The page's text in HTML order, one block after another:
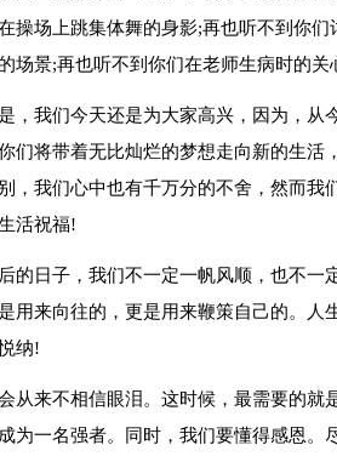
操场上跳集体舞的身影;再也听不到你
场景;再也听不到你们在老师生病时的
，我们今天还是为大家高兴，因为，从
们将带着无比灿烂的梦想走向新的生
，我们心中也有千万分的不舍，然而我
活祝福!
的日子，我们不一定一帆风顺，也不一
用来向往的，更是用来鞭策自己的。人
纳!
从来不相信眼泪。这时候，最需要的就
为一名强者。同时，我们要懂得感恩。